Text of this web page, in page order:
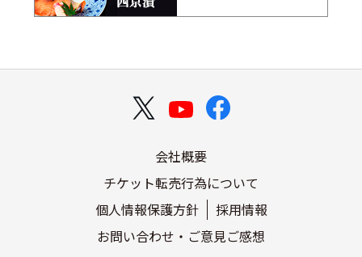
会社概要
チケット転売行為について
個人情報保護方針
採用情報
お問い合わせ・ご意見ご感想